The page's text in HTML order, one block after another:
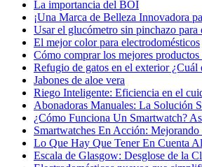
La importancia del BOI
¡Una Marca de Belleza Innovadora
Usar el glucómetro sin pinchazo para
El mejor color para electrodomésticos
Cómo comprar los mejores productos
Refugio de gatos en el exterior ¿Cuál
Jabones de aloe vera
Riego Inteligente: Eficiencia en el
Abonadoras Manuales: La Solución
¿Cómo Funciona Un Smartwatch?
Smartwatches En Acción:
Lo Que Hay Que Tener En Cuenta
Escala de Glasgow: Desglose de la